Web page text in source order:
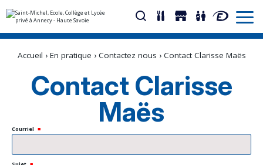
Aller
contenu.
Outils
Accueil › En pratique › Contactez nous › Contact Clarisse Maës
Contact Clarisse
Maës
Courriel